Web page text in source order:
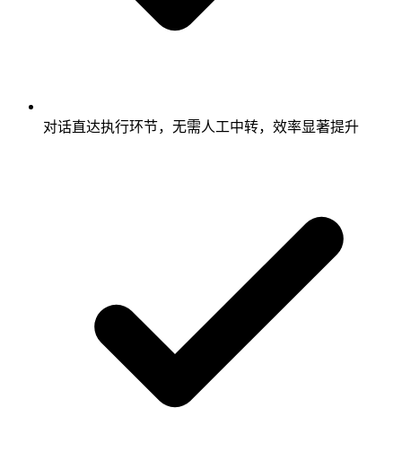
对话直达执行环节，无需人工中转，效率显著提升